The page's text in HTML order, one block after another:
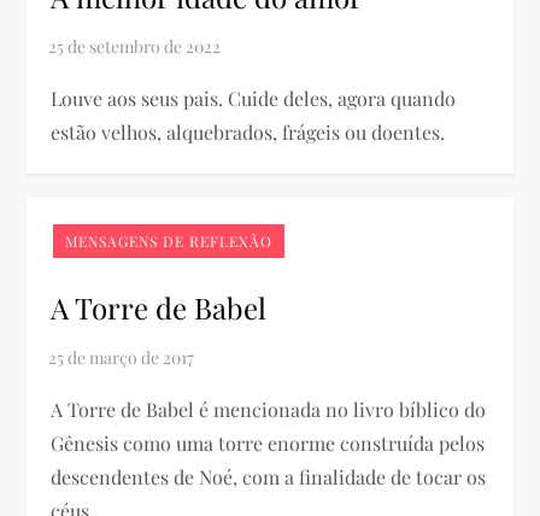
Louve aos seus pais. Cuide deles, agora quando
estão velhos, alquebrados, frágeis ou doentes.
MENSAGENS DE REFLEXÃO
A Torre de Babel
A Torre de Babel é mencionada no livro bíblico do
Gênesis como uma torre enorme construída pelos
descendentes de Noé, com a finalidade de tocar os
céus.